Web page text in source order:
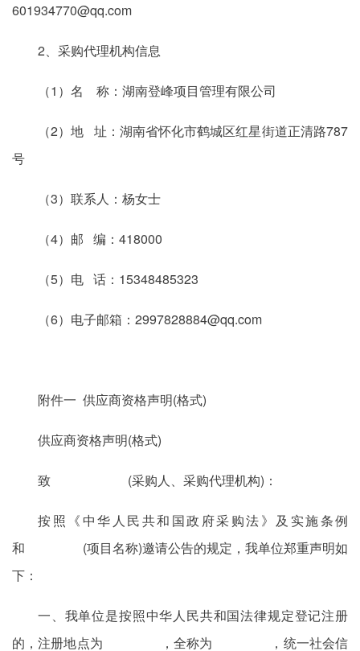
601934770@qq.com
2、采购代理机构信息
（1）名 称：湖南登峰项目管理有限公司
（2）地 址：湖南省怀化市鹤城区红星街道正清路787
号
（3）联系人：杨女士
（4）邮 编：418000
（5）电 话：15348485323
（6）电子邮箱：2997828884@qq.com
附件一 供应商资格声明(格式)
供应商资格声明(格式)
致 (采购人、采购代理机构)：
按照《中华人民共和国政府采购法》及实施条例
和 (项目名称)邀请公告的规定，我单位郑重声明如
下：
一、我单位是按照中华人民共和国法律规定登记注册
的，注册地点为 ，全称为 ，统一社会信